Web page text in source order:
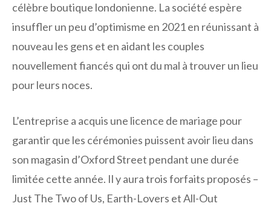
célèbre boutique londonienne. La société espère
insuffler un peu d’optimisme en 2021 en réunissant à
nouveau les gens et en aidant les couples
nouvellement fiancés qui ont du mal à trouver un lieu
pour leurs noces.
L’entreprise a acquis une licence de mariage pour
garantir que les cérémonies puissent avoir lieu dans
son magasin d’Oxford Street pendant une durée
limitée cette année. Il y aura trois forfaits proposés –
Just The Two of Us, Earth-Lovers et All-Out